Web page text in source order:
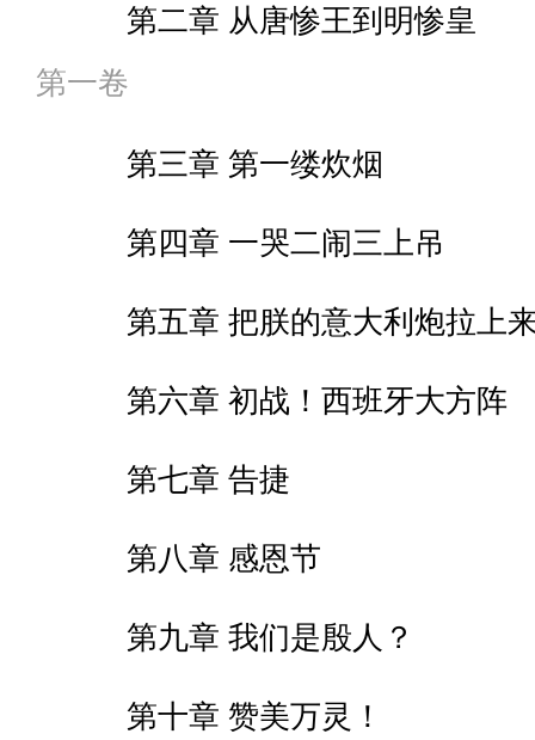
第二章 从唐惨王到明惨皇
第一卷
第三章 第一缕炊烟
第四章 一哭二闹三上吊
第五章 把朕的意大利炮拉上
第六章 初战！西班牙大方阵
第七章 告捷
第八章 感恩节
第九章 我们是殷人？
第十章 赞美万灵！